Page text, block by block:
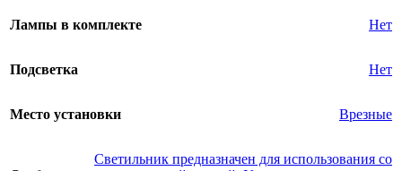
Лампы в комплекте Нет
Подсветка Нет
Место установки Врезные
Светильник предназначен для использования со